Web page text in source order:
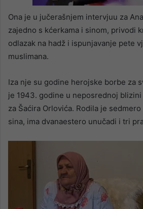
Ona je u jučerašnjem intervjuu za
zajedno s kćerkama i sinom, privodi
odlazak na hadž i ispunjavanje pete
muslimana.
Iza nje su godine herojske borbe za
je 1943. godine u neposrednoj
za Šaćira Orlovića. Rodila je
sina, ima dvanaestero unučadi i tri